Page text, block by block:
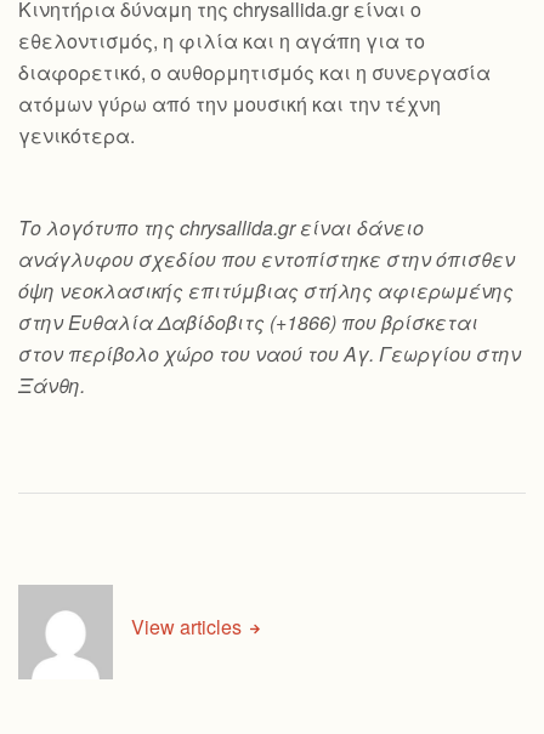
Κινητήρια δύναμη της chrysallida.gr είναι ο
εθελοντισμός, η φιλία και η αγάπη για το
διαφορετικό, ο αυθορμητισμός και η συνεργασία
ατόμων γύρω από την μουσική και την τέχνη
γενικότερα.
Το λογότυπο της chrysallida.gr είναι δάνειο
ανάγλυφου σχεδίου που εντοπίστηκε στην όπισθεν
όψη νεοκλασικής επιτύμβιας στήλης αφιερωμένης
στην Ευθαλία Δαβίδοβιτς (+1866) που βρίσκεται
στον περίβολο χώρο του ναού του Αγ. Γεωργίου στην
Ξάνθη.
View articles